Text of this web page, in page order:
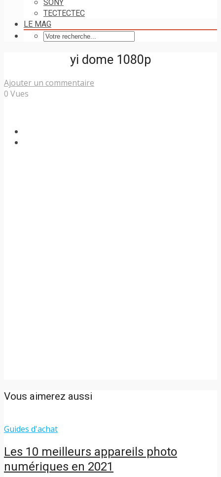
SONY
TECTECTEC
LE MAG
yi dome 1080p
Ajouter un commentaire
0 Vues
Vous aimerez aussi
Guides d'achat
Les 10 meilleurs appareils photo
numériques en 2021